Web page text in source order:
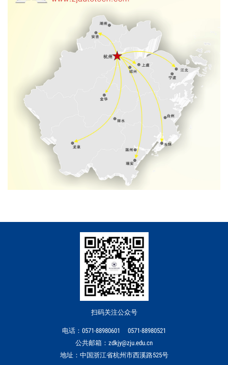
扫码关注公众号
电话：0571-88980601 0571-88980521
公共邮箱：zdkjy@zju.edu.cn
地址：中国浙江省杭州市西溪路525号